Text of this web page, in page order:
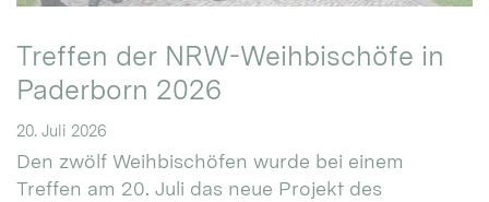
Treffen der NRW-Weihbischöfe in
Paderborn 2026
20. Juli 2026
Den zwölf Weihbischöfen wurde bei einem
Treffen am 20. Juli das neue Projekt des